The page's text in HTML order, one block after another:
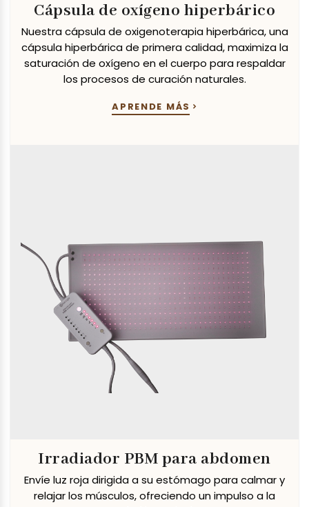
Cápsula de oxígeno hiperbárico
Nuestra cápsula de oxigenoterapia hiperbárica, una
cápsula hiperbárica de primera calidad, maximiza la
saturación de oxígeno en el cuerpo para respaldar
los procesos de curación naturales.
APRENDE MÁS
Irradiador PBM para abdomen
Envíe luz roja dirigida a su estómago para calmar y
relajar los músculos, ofreciendo un impulso a la